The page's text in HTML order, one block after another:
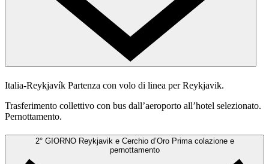
Italia-Reykjavík Partenza con volo di linea per Reykjavik.
Trasferimento collettivo con bus dall’aeroporto all’hotel selezionato.
Pernottamento.
2° GIORNO Reykjavik e Cerchio d’Oro Prima colazione e
pernottamento